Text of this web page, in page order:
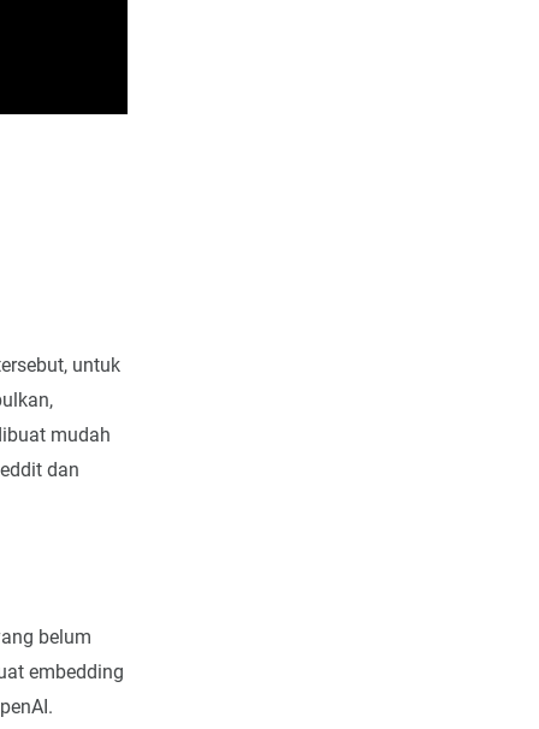
untuk
mudah
dan
belum
embedding